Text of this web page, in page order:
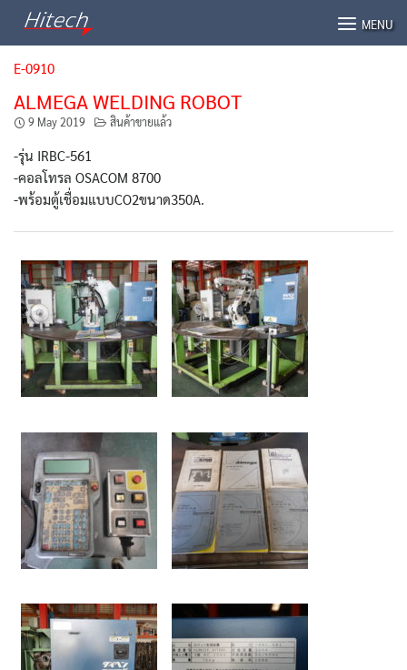
MENU
E-0910
ALMEGA WELDING ROBOT
9 May 2019 สินค้าขายแล้ว
-รุ่น IRBC-561
-คอลโทรล OSACOM 8700
-พร้อมตู้เชื่อมแบบCO2ขนาด350A.